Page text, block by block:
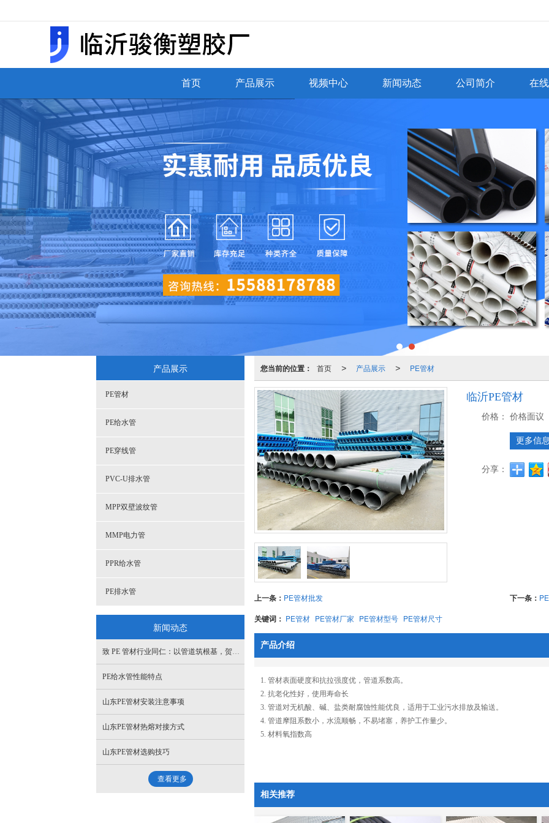
首页 产品展示 视频中心 新闻动态 公司简介 在
您当前的位置： 首页 > 产品展示 > PE管材
临沂PE管材
价格： 价格面议
更多信
分享：
上一条： PE管材批发 下一条：
关键词： PE管材 PE管材厂家 PE管材型号 PE管材尺寸
产品介绍
1. 管材表面硬度和抗拉强度优，管道系数高。
2. 抗老化性好，使用寿命长
3. 管道对无机酸、碱、盐类耐腐蚀性能优良，适用于工业污水排放及输送。
4. 管道摩阻系数小，水流顺畅，不易堵塞，养护工作量少。
5. 材料氧指数高
相关推荐
产品展示
PE管材
PE给水管
PE穿线管
PVC-U排水管
MPP双壁波纹管
MMP电力管
PPR给水管
PE排水管
新闻动态
致 PE 管材行业同仁：以管道筑根基，贺祖国华诞
PE给水管性能特点
山东PE管材安装注意事项
山东PE管材热熔对接方式
山东PE管材选购技巧
查看更多